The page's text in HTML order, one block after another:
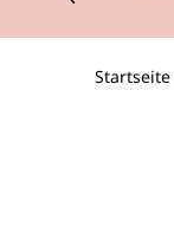
ei
Startseite